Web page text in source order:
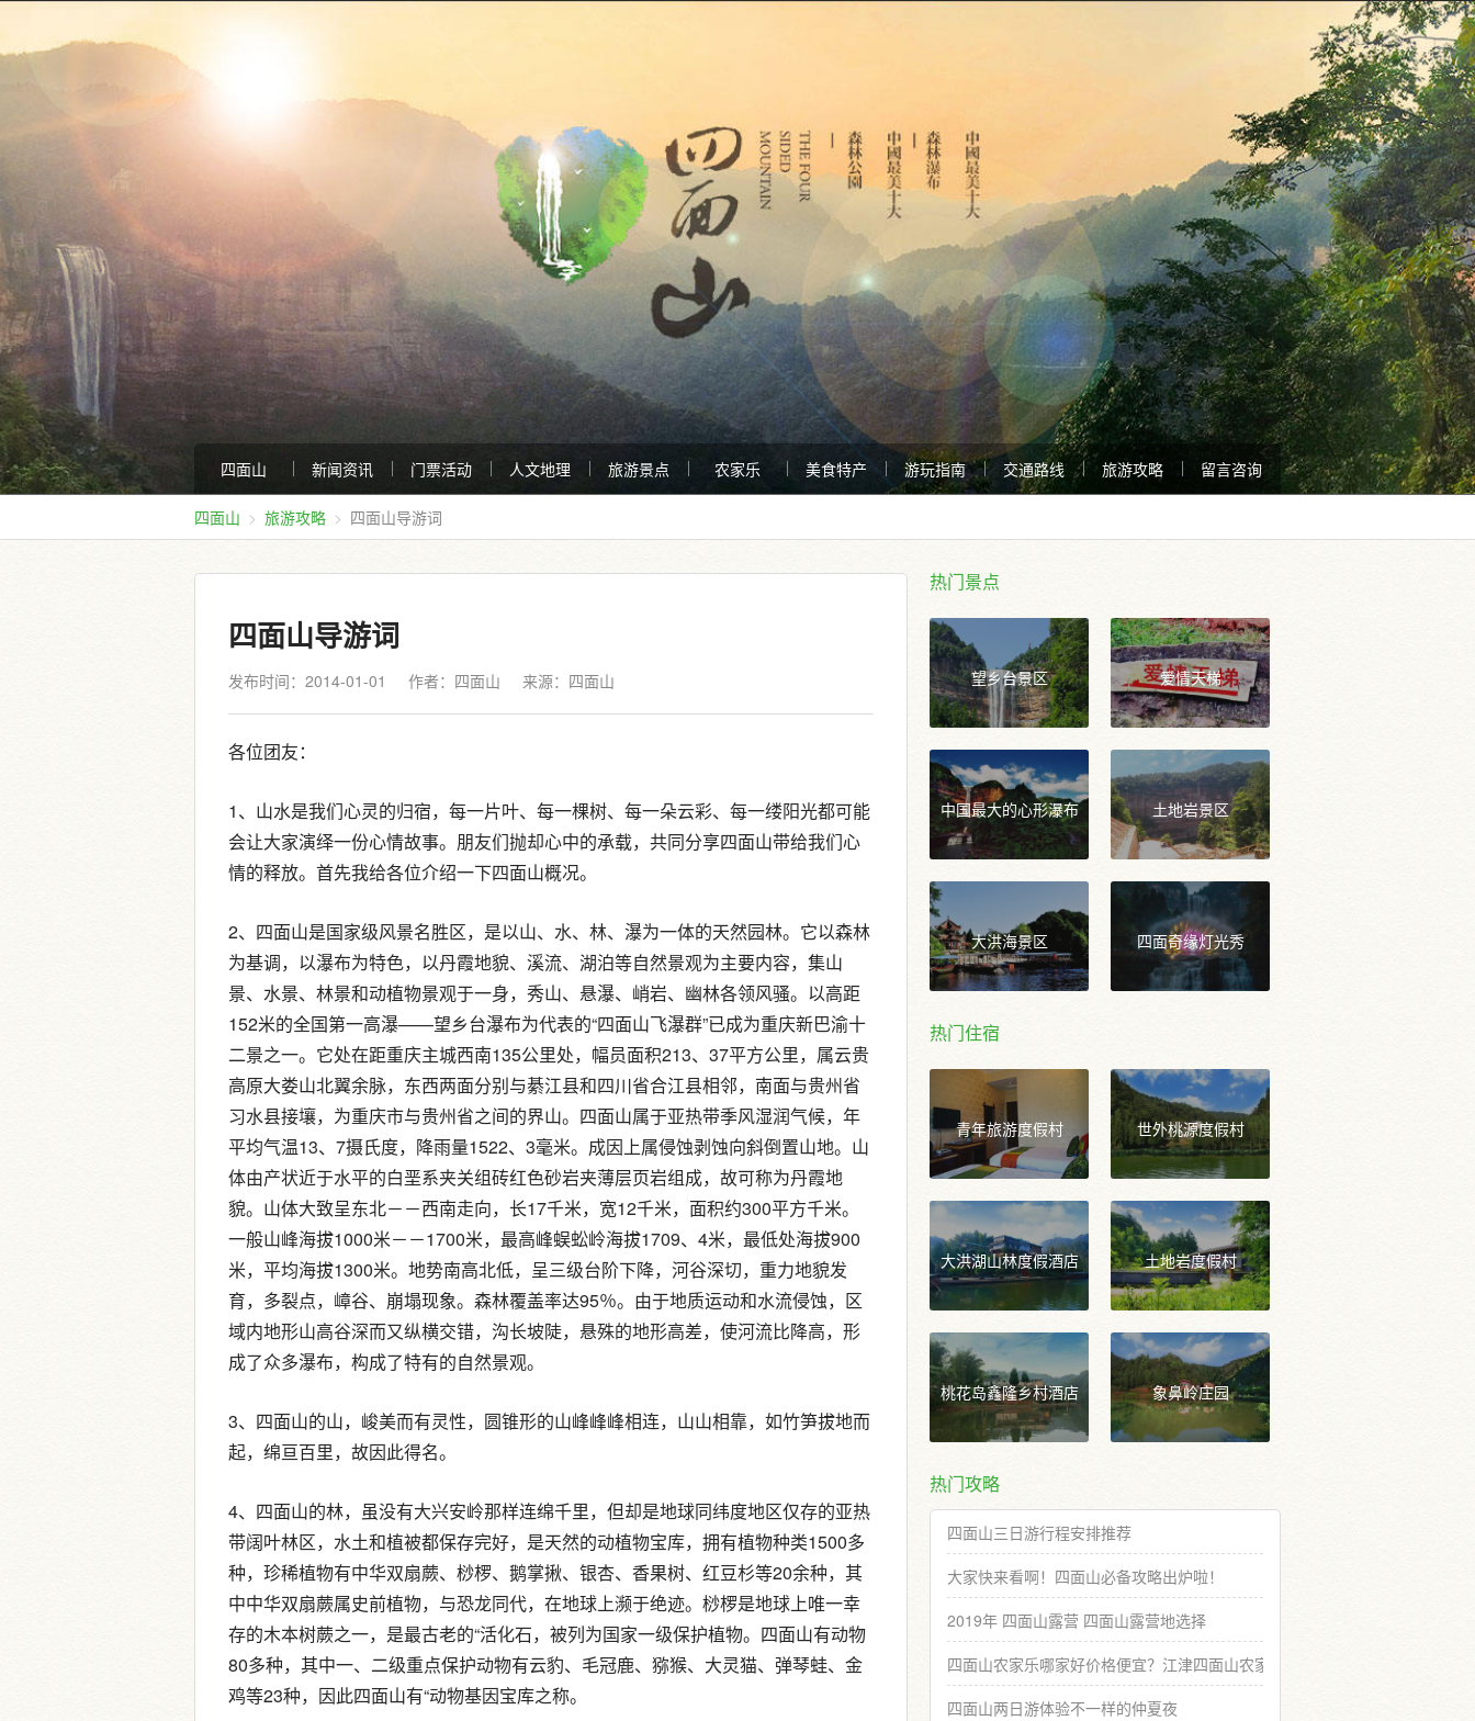
四面山 新闻资讯 门票活动 人文地理 旅游景点 农家乐 美食特产 游玩指南 交通路线 旅游攻略 留言咨询
四面山 旅游攻略 四面山导游词
四面山导游词
发布时间：2014-01-01 作者：四面山 来源： 四面山
各位团友：
1、山水是我们心灵的归宿，每一片叶、每一棵树、每一朵云彩、每一缕阳光都可能
会让大家演绎一份心情故事。朋友们抛却心中的承载，共同分享四面山带给我们心
情的释放。首先我给各位介绍一下四面山概况。
2、四面山是国家级风景名胜区，是以山、水、林、瀑为一体的天然园林。它以森林
为基调，以瀑布为特色，以丹霞地貌、溪流、湖泊等自然景观为主要内容，集山
景、水景、林景和动植物景观于一身，秀山、悬瀑、峭岩、幽林各领风骚。以高距
152米的全国第一高瀑——望乡台瀑布为代表的“四面山飞瀑群”已成为重庆新巴渝十
二景之一。它处在距重庆主城西南135公里处，幅员面积213、37平方公里，属云贵
高原大娄山北翼余脉，东西两面分别与綦江县和四川省合江县相邻，南面与贵州省
习水县接壤，为重庆市与贵州省之间的界山。四面山属于亚热带季风湿润气候，年
平均气温13、7摄氏度，降雨量1522、3毫米。成因上属侵蚀剥蚀向斜倒置山地。山
体由产状近于水平的白垩系夹关组砖红色砂岩夹薄层页岩组成，故可称为丹霞地
貌。山体大致呈东北－－西南走向，长17千米，宽12千米，面积约300平方千米。
一般山峰海拔1000米－－1700米，最高峰蜈蚣岭海拔1709、4米，最低处海拔900
米，平均海拔1300米。地势南高北低，呈三级台阶下降，河谷深切，重力地貌发
育，多裂点，嶂谷、崩塌现象。森林覆盖率达95％。由于地质运动和水流侵蚀，区
域内地形山高谷深而又纵横交错，沟长坡陡，悬殊的地形高差，使河流比降高，形
成了众多瀑布，构成了特有的自然景观。
3、四面山的山，峻美而有灵性，圆锥形的山峰峰峰相连，山山相靠，如竹笋拔地而
起，绵亘百里，故因此得名。
4、四面山的林，虽没有大兴安岭那样连绵千里，但却是地球同纬度地区仅存的亚热
带阔叶林区，水土和植被都保存完好，是天然的动植物宝库，拥有植物种类1500多
种，珍稀植物有中华双扇蕨、桫椤、鹅掌揪、银杏、香果树、红豆杉等20余种，其
中中华双扇蕨属史前植物，与恐龙同代，在地球上濒于绝迹。桫椤是地球上唯一幸
存的木本树蕨之一，是最古老的“活化石，被列为国家一级保护植物。四面山有动物
80多种，其中一、二级重点保护动物有云豹、毛冠鹿、猕猴、大灵猫、弹琴蛙、金
鸡等23种，因此四面山有“动物基因宝库之称。
热门景点
望乡台景区 爱情天梯
中国最大的心形瀑布 土地岩景区
大洪海景区 四面奇缘灯光秀
热门住宿
青年旅游度假村 世外桃源度假村
大洪湖山林度假酒店 土地岩度假村
桃花岛鑫隆乡村酒店 象鼻岭庄园
热门攻略
四面山三日游行程安排推荐
大家快来看啊！四面山必备攻略出炉啦！
2019年 四面山露营 四面山露营地选择
四面山农家乐哪家好价格便宜？江津四面山农家乐推荐选择
四面山两日游体验不一样的仲夏夜